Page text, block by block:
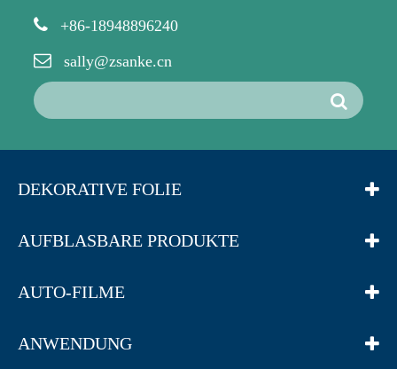
+86-18948896240
sally@zsanke.cn
DEKORATIVE FOLIE
AUFBLASBARE PRODUKTE
AUTO-FILME
ANWENDUNG